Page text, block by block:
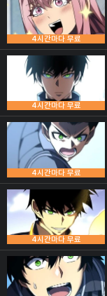
4시간마다 무료
4시간마다 무료
4시간마다 무료
4시간마다 무료